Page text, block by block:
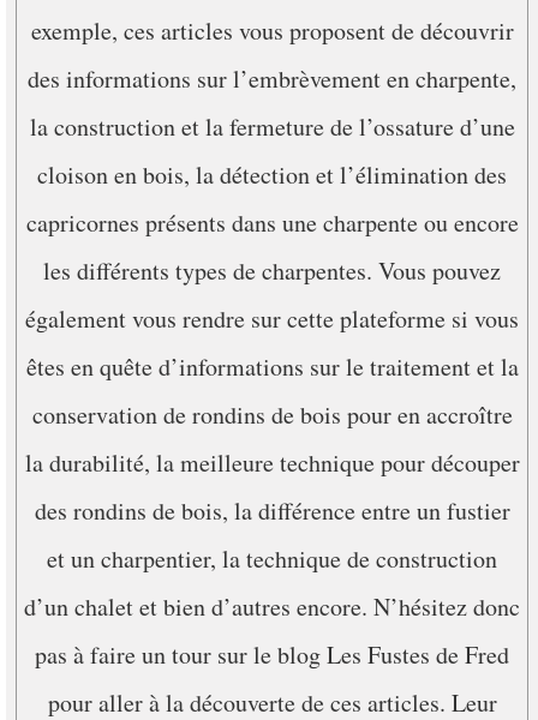
exemple, ces articles vous proposent de découvrir
des informations sur l’embrèvement en charpente,
la construction et la fermeture de l’ossature d’une
cloison en bois, la détection et l’élimination des
capricornes présents dans une charpente ou encore
les différents types de charpentes. Vous pouvez
également vous rendre sur cette plateforme si vous
êtes en quête d’informations sur le traitement et la
conservation de rondins de bois pour en accroître
la durabilité, la meilleure technique pour découper
des rondins de bois, la différence entre un fustier
et un charpentier, la technique de construction
d’un chalet et bien d’autres encore. N’hésitez donc
pas à faire un tour sur le blog Les Fustes de Fred
pour aller à la découverte de ces articles. Leur